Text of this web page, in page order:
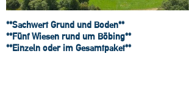
**Sachwert Grund und Boden**
**Fünf Wiesen rund um Böbing**
**Einzeln oder im Gesamtpaket**